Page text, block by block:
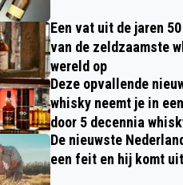
Een vat uit de jaren
van de zeldzaamste
wereld op
Deze opvallende
whisky neemt je in
door 5 decennia
De nieuwste
een feit en hij komt